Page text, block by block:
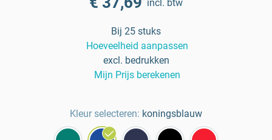
incl. btw
Bij 25 stuks
Hoeveelheid aanpassen
excl. bedrukken
Mijn Prijs berekenen
Kleur selecteren: koningsblauw